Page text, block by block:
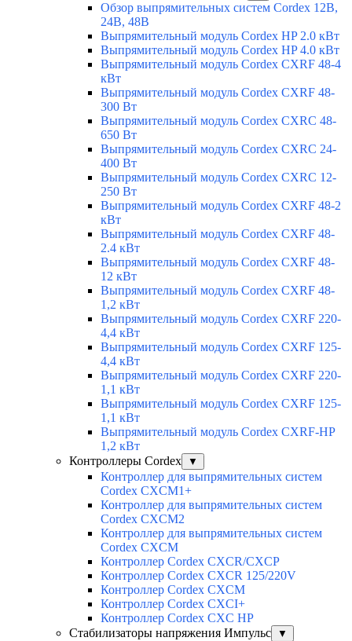
Обзор выпрямительных систем Cordex 12В,
24В, 48В
Выпрямительный модуль Cordex HP 2.0 кВт
Выпрямительный модуль Cordex HP 4.0 кВт
Выпрямительный модуль Cordex CXRF 48-4
кВт
Выпрямительный модуль Cordex CXRF 48-
300 Вт
Выпрямительный модуль Cordex CXRС 48-
650 Вт
Выпрямительный модуль Cordex CXRС 24-
400 Вт
Выпрямительный модуль Cordex CXRС 12-
250 Вт
Выпрямительный модуль Cordex CXRF 48-2
кВт
Выпрямительный модуль Cordex CXRF 48-
2.4 кВт
Выпрямительный модуль Cordex CXRF 48-
12 кВт
Выпрямительный модуль Cordex CXRF 48-
1,2 кВт
Выпрямительный модуль Cordex CXRF 220-
4,4 кВт
Выпрямительный модуль Cordex CXRF 125-
4,4 кВт
Выпрямительный модуль Cordex CXRF 220-
1,1 кВт
Выпрямительный модуль Cordex CXRF 125-
1,1 кВт
Выпрямительный модуль Cordex CXRF-HP
1,2 кВт
Контроллеры Cordex
▼
Контроллер для выпрямительных систем
Cordex CXCM1+
Контроллер для выпрямительных систем
Cordex CXCM2
Контроллер для выпрямительных систем
Cordex CXCM
Контроллер Cordex CXCR/CXCP
Контроллер Cordex CXCR 125/220V
Контроллер Cordex CXCM
Контроллер Cordex CXCI+
Контроллер Cordex CXC HP
Стабилизаторы напряжения Импульс
▼